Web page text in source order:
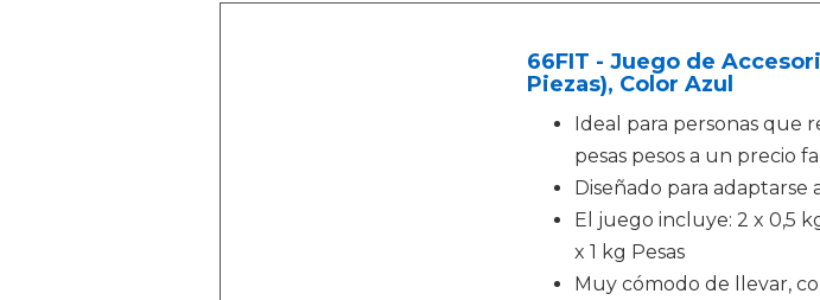
66FIT - Juego de
Piezas), Color Azul
Ideal para personas
pesas pesos a un precio
Diseñado para adaptarse
El juego incluye: 2 x 0,5
x 1 kg Pesas
Muy cómodo de llevar,